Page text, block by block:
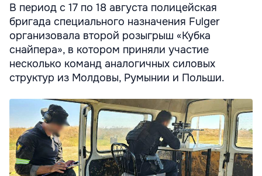
В период с 17 по 18 августа полицейская
бригада специального назначения Fulger
организовала второй розыгрыш «Кубка
снайпера», в котором приняли участие
несколько команд аналогичных силовых
структур из Молдовы, Румынии и Польши.